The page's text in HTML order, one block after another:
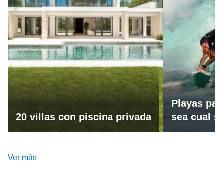
20 villas con piscina privada
Playas
sea cual
Ver más